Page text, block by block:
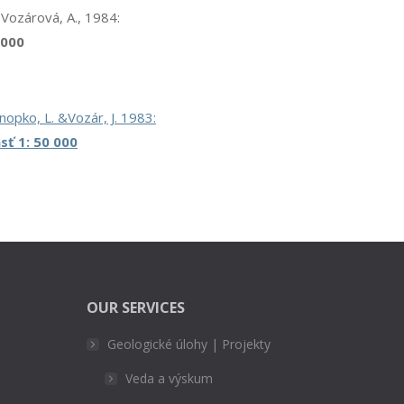
A., 1984:
L. &Vozár, J. 1983:
1: 50 000
OUR SERVICES
Geologické úlohy | Projekty
Veda a výskum